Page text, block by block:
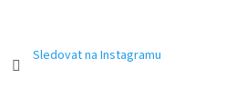
Sledovat na Instagramu